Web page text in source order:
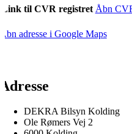
Link til CVR registret Åbn
adresse i Google Maps
DEKRA Bilsyn Kolding
Ole Rømers Vej 2